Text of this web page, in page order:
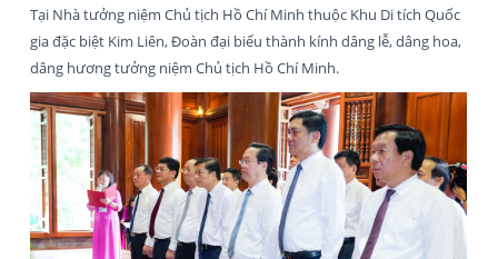
Tại Nhà tưởng niệm Chủ tịch Hồ Chí Minh thuộc Khu Di tích Quốc
gia đặc biệt Kim Liên, Đoàn đại biểu thành kính dâng lễ, dâng hoa,
dâng hương tưởng niệm Chủ tịch Hồ Chí Minh.